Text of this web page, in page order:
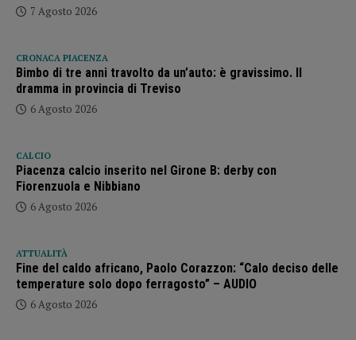
7 Agosto 2026
CRONACA PIACENZA
Bimbo di tre anni travolto da un’auto: è gravissimo. Il
dramma in provincia di Treviso
6 Agosto 2026
CALCIO
Piacenza calcio inserito nel Girone B: derby con
Fiorenzuola e Nibbiano
6 Agosto 2026
ATTUALITÀ
Fine del caldo africano, Paolo Corazzon: “Calo deciso delle
temperature solo dopo ferragosto” – AUDIO
6 Agosto 2026